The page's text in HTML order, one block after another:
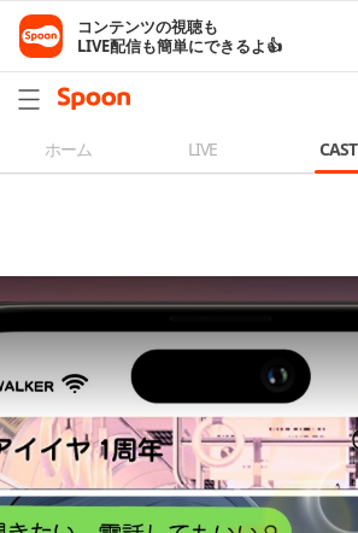
コンテンツの視聴も
LIVE配信も簡単にできるよ👍
ホーム LIVE CAST